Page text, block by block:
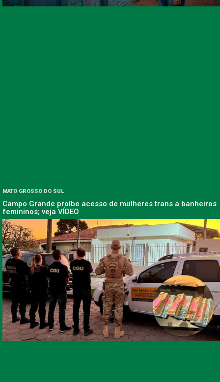
MATO GROSSO DO SUL
Campo Grande proíbe acesso de mulheres trans a banheiros
femininos; veja VÍDEO